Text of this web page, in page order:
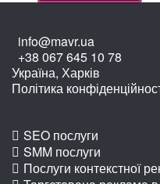
info@mavr.ua
+38 067 645 10 78
Україна, Харків
Політика
SEO послуги
SMM послуги
Послуги контекстної